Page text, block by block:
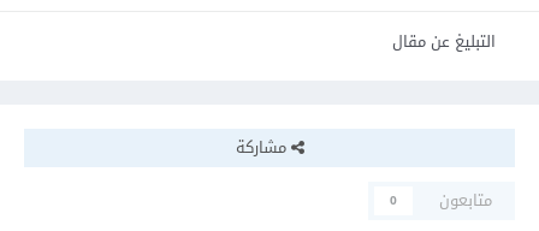
التبليغ عن مقال
مشاركة
متابعون
0